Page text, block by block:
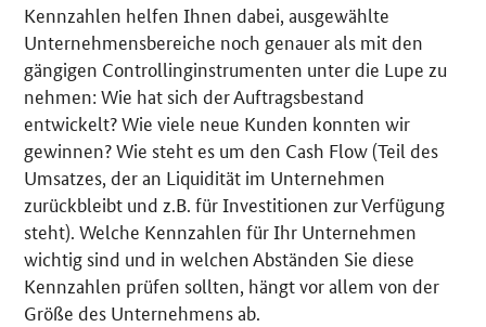
Kennzahlen helfen Ihnen dabei, ausgewählte
Unternehmensbereiche noch genauer als mit den
gängigen Controllinginstrumenten unter die Lupe zu
nehmen: Wie hat sich der Auftragsbestand
entwickelt? Wie viele neue Kunden konnten wir
gewinnen? Wie steht es um den Cash Flow (Teil des
Umsatzes, der an Liquidität im Unternehmen
zurückbleibt und z.B. für Investitionen zur Verfügung
steht). Welche Kennzahlen für Ihr Unternehmen
wichtig sind und in welchen Abständen Sie diese
Kennzahlen prüfen sollten, hängt vor allem von der
Größe des Unternehmens ab.